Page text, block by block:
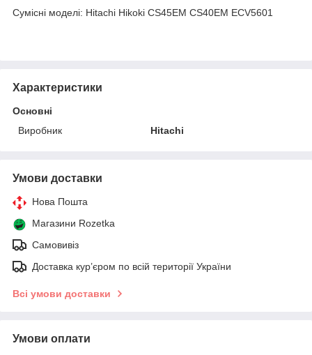
Сумісні моделі: Hitachi Hikoki CS45EM CS40EM ECV5601
Характеристики
Основні
Виробник
Hitachi
Умови доставки
Нова Пошта
Магазини Rozetka
Самовивіз
Доставка кур’єром по всій території України
Всі умови доставки
Умови оплати